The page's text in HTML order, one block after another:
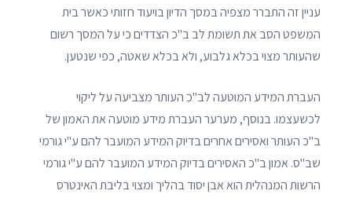
עניין זה התברר מצפיה במסך הדיון בויעוד חזותי כאשר בית
המשפט הסב את תשומת לב ב"כ הצדדים כי על המסך רשום
שהעותר מצוי בכלא גלבוע, ולא בכלא שאטה, כפי שנטען.
העברת המידע המוטעה לב"כ העותר מצביעה על ליקוי
לכשעצמו. בנוסף, מערער העברת מידע מוטעה את האמון של
ב"כ העותר ואסירים אחרים בדיוק המידע המועבר להם ע"י גורמי
שב"ס. אמון ב"כ האסירים בדיוק המידע המועבר להם ע"י גורמי
הרשות המנהלית הוא אבן יסוד בהליך ומצוי בליבת האינטרס